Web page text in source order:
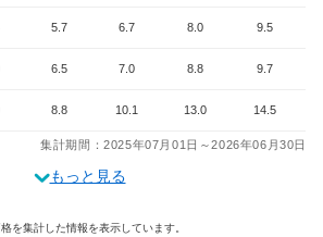
5.7 6.7 8.0 9.5
6.5 7.0 8.8 9.7
8.8 10.1 13.0 14.5
集計期間：2025年07月01日～2026年06月30日
もっと見る
を集計した情報を表示しています。